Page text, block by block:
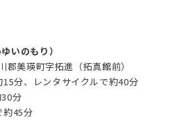
いのもり）
郡美瑛町字拓進（拓真館前）
15分、レンタサイクルで約40分​
分
約45分